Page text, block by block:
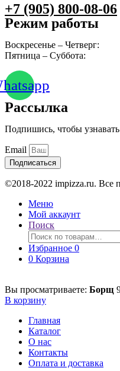
+7 (905) 800-08-06
Режим работы
Воскресенье – Четверг:
Пятница – Суббота:
Рассылка
Подпишись, чтобы
Email
Подписаться
©2018-2022 impizza.ru. Все
Меню
Мой аккаунт
Поиск
Поиск
по:
Избранное 0
0 Корзина
Вы просматриваете: Борщ
В корзину
Главная
Каталог
О нас
Контакты
Оплата и доставка